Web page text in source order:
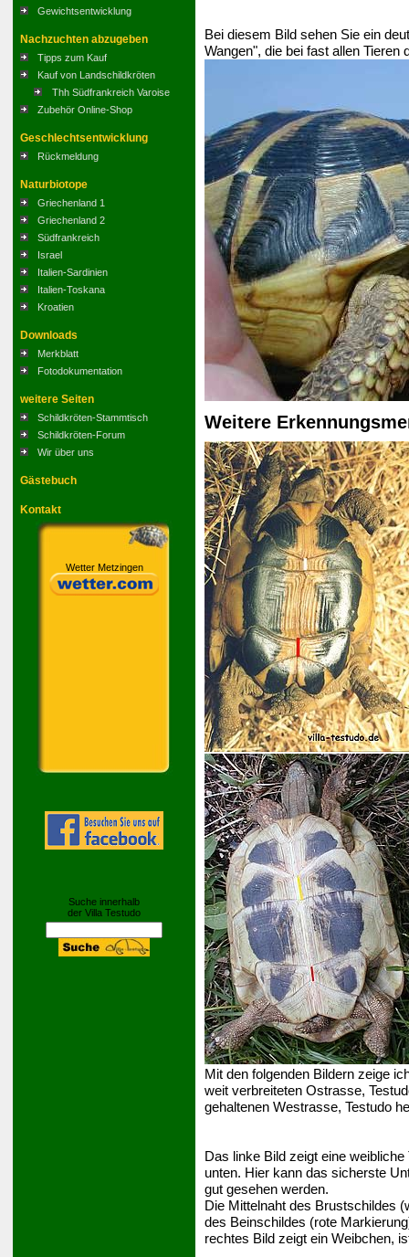
Gewichtsentwicklung
Nachzuchten abzugeben
Tipps zum Kauf
Kauf von Landschildkröten
Thh Südfrankreich Varoise
Zubehör Online-Shop
Geschlechtsentwicklung
Rückmeldung
Naturbiotope
Griechenland 1
Griechenland 2
Südfrankreich
Israel
Italien-Sardinien
Italien-Toskana
Kroatien
Downloads
Merkblatt
Fotodokumentation
weitere Seiten
Schildkröten-Stammtisch
Schildkröten-Forum
Wir über uns
Gästebuch
Kontakt
Wetter Metzingen
Suche innerhalb
der Villa Testudo
Bei diesem Bild sehen Sie ein
Wangen", die bei fast allen
Weitere
Mit den folgenden Bildern zeige
weit verbreiteten Ostrasse,
gehaltenen Westrasse, Testudo
Das linke Bild zeigt eine
unten. Hier kann das sicherste
gut gesehen werden.
Die Mittelnaht des Brustschildes
des Beinschildes (rote
rechtes Bild zeigt ein Weibchen,